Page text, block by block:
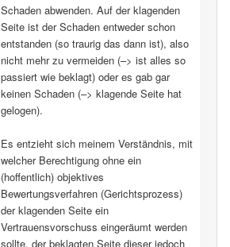
Schaden abwenden. Auf der klagenden
Seite ist der Schaden entweder schon
entstanden (so traurig das dann ist), also
nicht mehr zu vermeiden (–> ist alles so
passiert wie beklagt) oder es gab gar
keinen Schaden (–> klagende Seite hat
gelogen).
Es entzieht sich meinem Verständnis, mit
welcher Berechtigung ohne ein
(hoffentlich) objektives
Bewertungsverfahren (Gerichtsprozess)
der klagenden Seite ein
Vertrauensvorschuss eingeräumt werden
sollte, der beklagten Seite dieser jedoch